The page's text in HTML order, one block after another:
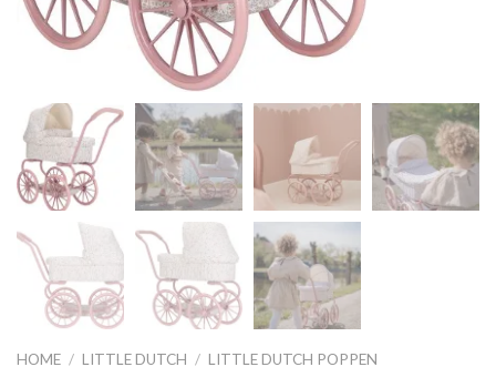
HOME / LITTLE DUTCH / LITTLE DUTCH POPPEN